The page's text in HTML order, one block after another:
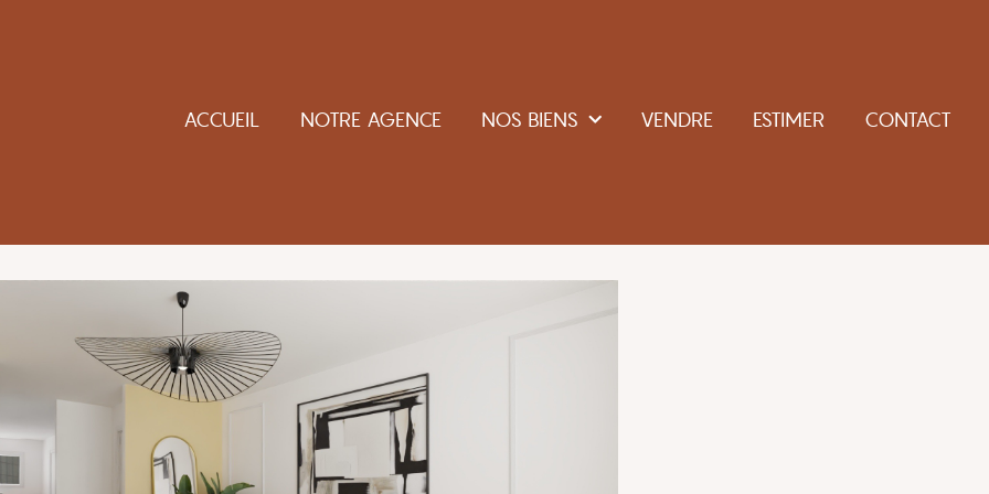
ACCUEIL NOTRE AGENCE NOS BIENS VENDRE ESTIMER CONTACT